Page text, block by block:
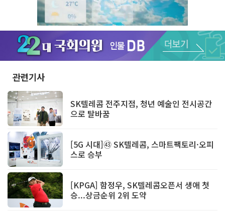
Unmute
관련기사
SK텔레콤 전주지점, 청년 예술인 전시공간
으로 탈바꿈
[5G 시대]㊸ SK텔레콤, 스마트팩토리·오피
스로 승부
[KPGA] 함정우, SK텔레콤오픈서 생애 첫
승...상금순위 2위 도약